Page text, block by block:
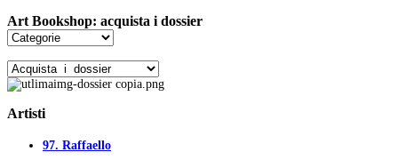
Art Bookshop: acquista i dossier
Artisti
97. Raffaello